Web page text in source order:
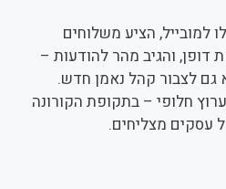
הציע משלוחים
דופן, והגיב מהר להודעות –
גם לצבור קהל נאמן חדש.
חלופי – בתקופת הקורונה
עסקים מצליחים.